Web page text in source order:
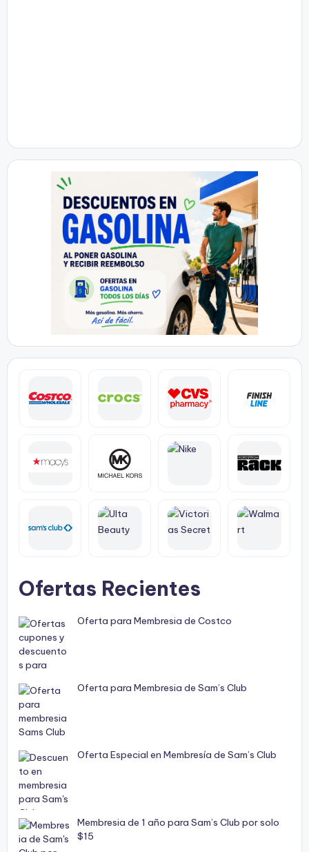
Ofertas Recientes
Oferta para Membresia de Costco
Oferta para Membresia de Sam’s Club
Oferta Especial en Membresía de Sam’s Club
Membresia de 1 año para Sam’s Club por solo
$15